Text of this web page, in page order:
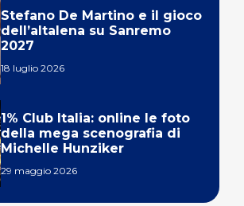
Stefano De Martino e il gioco
dell’altalena su Sanremo
2027
18 luglio 2026
1% Club Italia: online le foto
della mega scenografia di
Michelle Hunziker
29 maggio 2026